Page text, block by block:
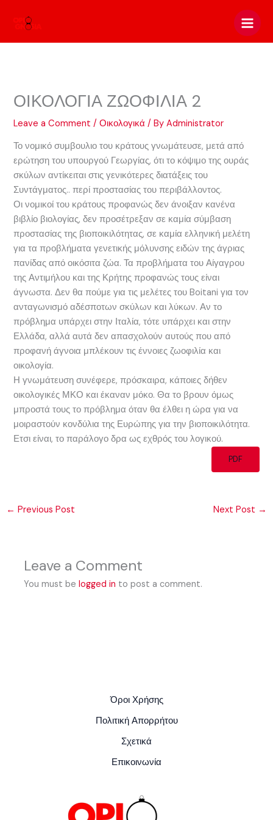
ΟΙΚΟΛΟΓΙΑ ΖΩΟΦΙΛΙΑ 2
Leave a Comment /Οικολογικά / ByAdministrator
Το νομικό συμβουλιο του κράτους γνωμάτευσε, μετά από
ερώτηση του υπουργού Γεωργίας, ότι το κόψιμο της ουράς
σκύλων αντίκειται στις γενικότερες διατάξεις του
Συντάγματος.. περί προστασίας του περιβάλλοντος.
Οι νομικοί του κράτους προφανώς δεν άνοιξαν κανένα
βιβλίο βιολογίας, δεν προσέτρεξαν σε καμία σύμβαση
προστασίας της βιοποικιλότητας, σε καμία ελληνική μελέτη
για τα προβλήματα γενετικής μόλυνσης ειδών της άγριας
πανίδας από οικόσιτα ζώα. Τα προβλήματα του Αίγαγρου
της Αντιμήλου και της Κρήτης προφανώς τους είναι
άγνωστα. Δεν θα πούμε για τις μελέτες του Boitani για τον
ανταγωνισμό αδέσποτων σκύλων και λύκων. Αν το
πρόβλημα υπάρχει στην Ιταλία, τότε υπάρχει και στην
Ελλάδα, αλλά αυτά δεν απασχολούν αυτούς που από
προφανή άγνοια μπλέκουν τις έννοιες ζωοφιλία και
οικολογία.
Η γνωμάτευση συνέφερε, πρόσκαιρα, κάποιες δήθεν
οικολογικές ΜΚΟ και έκαναν μόκο. Θα το βρουν όμως
μπροστά τους το πρόβλημα όταν θα έλθει η ώρα για να
μοιραστούν κονδύλια της Ευρώπης για την βιοποικιλότητα.
Ετσι είναι, το παράλογο δρα ως εχθρός του λογικού.
PDF
← Previous Post Next Post →
Leave a Comment
You must belogged in to post a comment.
Όροι Χρήσης
Πολιτική Απορρήτου
Σχετικά
Επικοινωνία